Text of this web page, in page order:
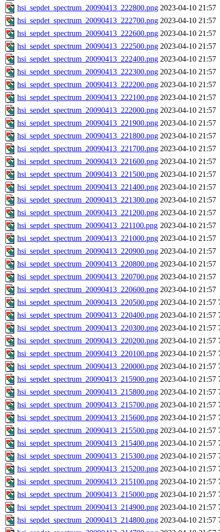
hsi_sepdet_spectrum_20090413_222800.png 2023-04-10 21:57
hsi_sepdet_spectrum_20090413_222700.png 2023-04-10 21:57
hsi_sepdet_spectrum_20090413_222600.png 2023-04-10 21:57
hsi_sepdet_spectrum_20090413_222500.png 2023-04-10 21:57
hsi_sepdet_spectrum_20090413_222400.png 2023-04-10 21:57
hsi_sepdet_spectrum_20090413_222300.png 2023-04-10 21:57
hsi_sepdet_spectrum_20090413_222200.png 2023-04-10 21:57
hsi_sepdet_spectrum_20090413_222100.png 2023-04-10 21:57
hsi_sepdet_spectrum_20090413_222000.png 2023-04-10 21:57
hsi_sepdet_spectrum_20090413_221900.png 2023-04-10 21:57
hsi_sepdet_spectrum_20090413_221800.png 2023-04-10 21:57
hsi_sepdet_spectrum_20090413_221700.png 2023-04-10 21:57
hsi_sepdet_spectrum_20090413_221600.png 2023-04-10 21:57
hsi_sepdet_spectrum_20090413_221500.png 2023-04-10 21:57
hsi_sepdet_spectrum_20090413_221400.png 2023-04-10 21:57
hsi_sepdet_spectrum_20090413_221300.png 2023-04-10 21:57
hsi_sepdet_spectrum_20090413_221200.png 2023-04-10 21:57
hsi_sepdet_spectrum_20090413_221100.png 2023-04-10 21:57
hsi_sepdet_spectrum_20090413_221000.png 2023-04-10 21:57
hsi_sepdet_spectrum_20090413_220900.png 2023-04-10 21:57
hsi_sepdet_spectrum_20090413_220800.png 2023-04-10 21:57
hsi_sepdet_spectrum_20090413_220700.png 2023-04-10 21:57
hsi_sepdet_spectrum_20090413_220600.png 2023-04-10 21:57
hsi_sepdet_spectrum_20090413_220500.png 2023-04-10 21:57
hsi_sepdet_spectrum_20090413_220400.png 2023-04-10 21:57
hsi_sepdet_spectrum_20090413_220300.png 2023-04-10 21:57
hsi_sepdet_spectrum_20090413_220200.png 2023-04-10 21:57
hsi_sepdet_spectrum_20090413_220100.png 2023-04-10 21:57
hsi_sepdet_spectrum_20090413_220000.png 2023-04-10 21:57
hsi_sepdet_spectrum_20090413_215900.png 2023-04-10 21:57
hsi_sepdet_spectrum_20090413_215800.png 2023-04-10 21:57
hsi_sepdet_spectrum_20090413_215700.png 2023-04-10 21:57
hsi_sepdet_spectrum_20090413_215600.png 2023-04-10 21:57
hsi_sepdet_spectrum_20090413_215500.png 2023-04-10 21:57
hsi_sepdet_spectrum_20090413_215400.png 2023-04-10 21:57
hsi_sepdet_spectrum_20090413_215300.png 2023-04-10 21:57
hsi_sepdet_spectrum_20090413_215200.png 2023-04-10 21:57
hsi_sepdet_spectrum_20090413_215100.png 2023-04-10 21:57
hsi_sepdet_spectrum_20090413_215000.png 2023-04-10 21:57
hsi_sepdet_spectrum_20090413_214900.png 2023-04-10 21:57
hsi_sepdet_spectrum_20090413_214800.png 2023-04-10 21:57